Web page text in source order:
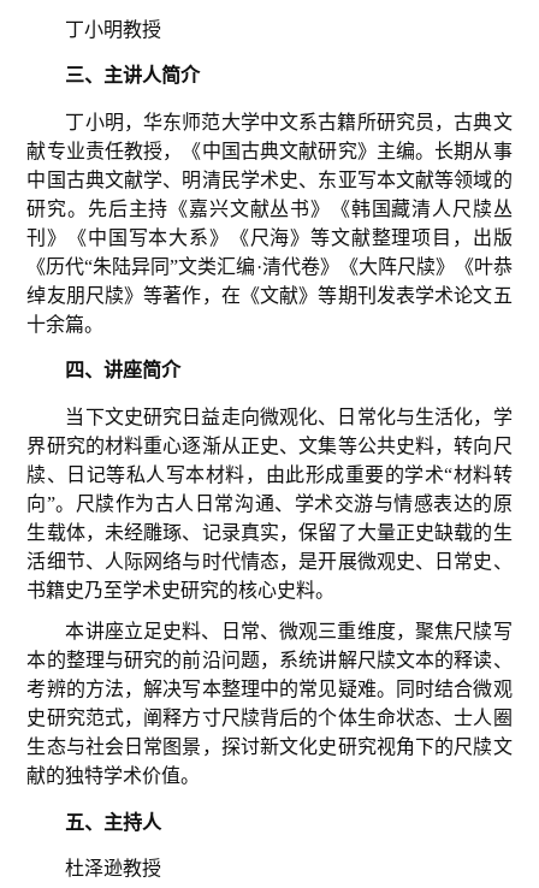
丁小明教授
三、 主讲人简介
丁小明，华东师范大学中文系古籍所研究员，古典文
献专业责任教授，《中国古典文献研究》主编。长期从事
中国古典文献学、明清民学术史、东亚写本文献等领域的
研究。先后主持《嘉兴文献丛书》《韩国藏清人尺牍丛
刊》《中国写本大系》《尺海》等文献整理项目，出版
《历代“朱陆异同”文类汇编·清代卷》《大阵尺牍》《叶恭
绰友朋尺牍》等著作，在《文献》等期刊发表学术论文五
十余篇。
四、讲座简介
当下文史研究日益走向微观化、日常化与生活化，学
界研究的材料重心逐渐从正史、文集等公共史料，转向尺
牍、日记等私人写本材料，由此形成重要的学术“材料转
向”。尺牍作为古人日常沟通、学术交游与情感表达的原
生载体，未经雕琢、记录真实，保留了大量正史缺载的生
活细节、人际网络与时代情态，是开展微观史、日常史、
书籍史乃至学术史研究的核心史料。
本讲座立足史料、日常、微观三重维度，聚焦尺牍写
本的整理与研究的前沿问题，系统讲解尺牍文本的释读、
考辨的方法，解决写本整理中的常见疑难。同时结合微观
史研究范式，阐释方寸尺牍背后的个体生命状态、士人圈
生态与社会日常图景，探讨新文化史研究视角下的尺牍文
献的独特学术价值。
五、 主持人
杜泽逊教授